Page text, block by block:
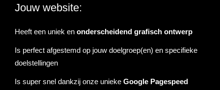
Social Media strategie
Online marketing advies
CRO
SEO advies
SEO strategie
Google Ads uitbesteden
Google shopping
Linkbuilding
Linkbuilding uitbesteden
E-mail marketing
Website analyse
Zoekwoordenonderzoek
Concurrentieanalyse
Data & tools
SalesFeed
Projecten
Referenties
Actueel
Werken bij
Jouw website:
Heeft een uniek en onderscheidend grafisch ontwerp
Is perfect afgestemd op jouw doelgroep(en) en specifieke
doelstellingen
Is super snel dankzij onze unieke Google Pagespeed